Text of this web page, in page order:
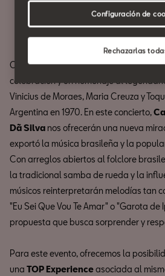
Compartir
Comenzamos la programación
celebración y un homenaje al
Vinicius de Moraes, Maria Creuza y
Argentina en 1970. En este concierto,
Dã Silva nos ofrecerán una nueva
exportó la música brasileña y la
Con arreglos abiertos al folclore
la tradicional samba de rueda y la
músicos reinterpretarán melodías tan
"Eu Sei Que Vou Te Amar" o "Garota de
propuesta que busca sorprender y
Para este evento, ofrecemos la
una TOP Experienceasociada al
Rechazarlas
Configuración de